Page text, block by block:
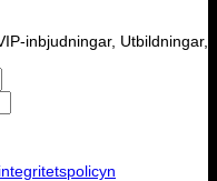
inbjudningar, Utbildningar,